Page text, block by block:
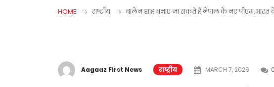
HOME राष्ट्रीय बालेन शाह बनाए जा सकते है नेपाल के नए पीएम,भारत
Aagaaz First News राष्ट्रीय MARCH 7, 2026 0